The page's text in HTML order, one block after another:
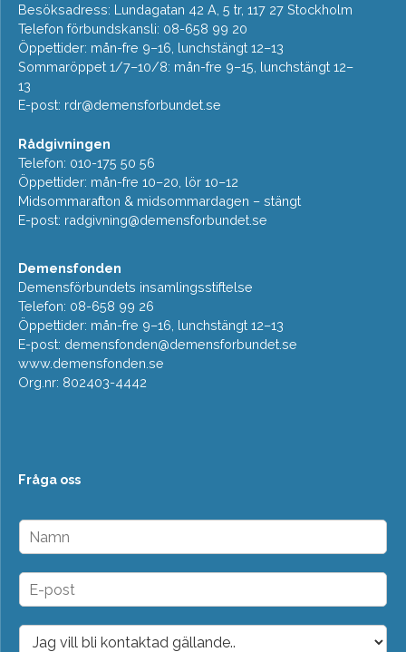
Besöksadress: Lundagatan 42 A, 5 tr, 117 27 Stockholm
Telefon förbundskansli: 08-658 99 20
Öppettider: mån-fre 9–16, lunchstängt 12–13
Sommaröppet 1/7–10/8: mån-fre 9–15, lunchstängt 12–
13
E-post: rdr@demensforbundet.se
Rådgivningen
Telefon: 010-175 50 56
Öppettider: mån-fre 10–20, lör 10–12
Midsommarafton & midsommardagen – stängt
E-post: radgivning@demensforbundet.se
Demensfonden
Demensförbundets insamlingsstiftelse
Telefon: 08-658 99 26
Öppettider: mån-fre 9–16, lunchstängt 12–13
E-post: demensfonden@demensforbundet.se
www.demensfonden.se
Org.nr: 802403-4442
Fråga oss
N
n
E
o
D